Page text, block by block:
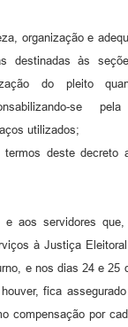
organização e
destinadas às
do pleito
se
utilizados;
deste decreto
e aos servidores
à Justiça
e nos dias 24 e 25
fica
compensação por